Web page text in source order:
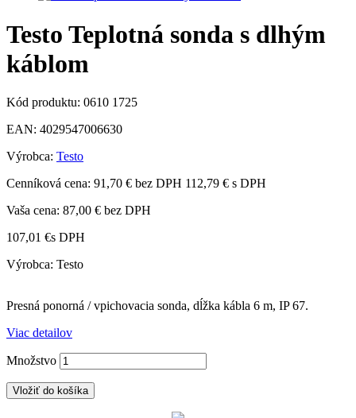
Testo Teplotná sonda s dlhým
káblom
Kód produktu: 0610 1725
EAN: 4029547006630
Výrobca: Testo
Cenníková cena: 91,70 € bez DPH 112,79 € s DPH
Vaša cena: 87,00 € bez DPH
107,01 €s DPH
Výrobca: Testo
Presná ponorná / vpichovacia sonda, dĺžka kábla 6 m, IP 67.
Viac detailov
Množstvo
Vložiť do košíka